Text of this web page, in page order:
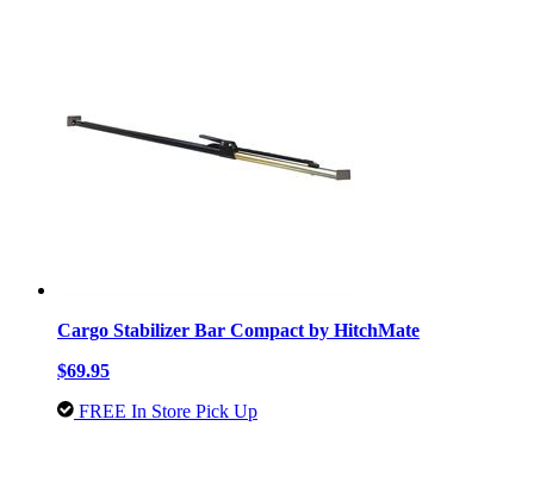
Cargo Stabilizer Bar Compact by HitchMate
$69.95
FREE In Store Pick Up